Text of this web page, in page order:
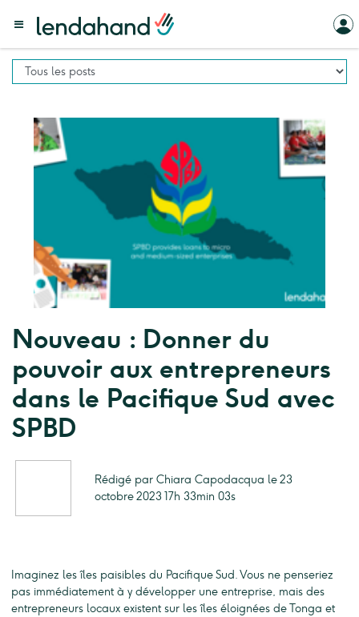
Nouveau : Donner du
pouvoir aux entrepreneurs
dans le Pacifique Sud avec
SPBD
Rédigé par Chiara Capodacqua le 23
octobre 2023 17h 33min 03s
Imaginez les îles paisibles du Pacifique Sud. Vous ne penseriez
pas immédiatement à y développer une entreprise, mais des
entrepreneurs locaux existent sur les îles éloignées de Tonga et